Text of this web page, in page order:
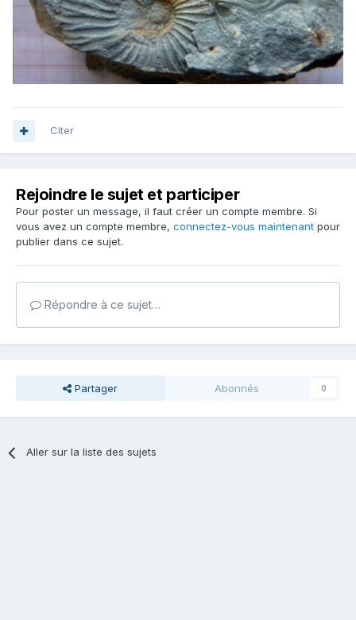
Citer
Rejoindre le sujet et participer
Pour poster un message, il faut créer un compte membre. Si
vous avez un compte membre, connectez-vous maintenant pour
publier dans ce sujet.
Répondre à ce sujet…
Partager Abonnés 0
Aller sur la liste des sujets